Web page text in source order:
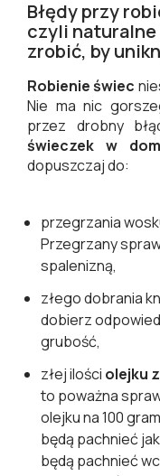
Błędy przy
czyli naturalne
zrobić, by
Robienie świec
Nie ma nic
przez drobny
świeczek w
dopuszczaj do:
przegrzania
Przegrzany
spalenizną,
złego dobrania
dobierz
grubość,
złej ilości olejku
to poważna
olejku na 100
będą pachnieć
będą pachnieć